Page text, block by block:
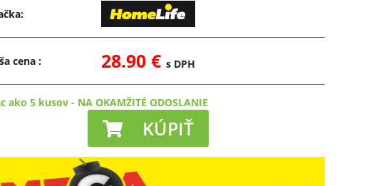
cena: 28.90 €s DPH
ako 5 kusov - NA OKAMŽITÉ ODOSLANIE
KÚPIŤ